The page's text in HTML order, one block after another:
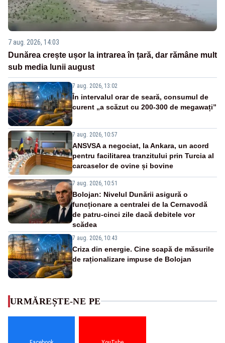
7 aug. 2026, 14:03
Dunărea crește ușor la intrarea în țară, dar rămâne mult
sub media lunii august
7 aug. 2026, 13:02
În intervalul orar de seară, consumul de
curent „a scăzut cu 200-300 de megawați”
7 aug. 2026, 10:57
ANSVSA a negociat, la Ankara, un acord
pentru facilitarea tranzitului prin Turcia al
carcaselor de ovine și bovine
7 aug. 2026, 10:51
Bolojan: Nivelul Dunării asigură o
funcționare a centralei de la Cernavodă
de patru-cinci zile dacă debitele vor
scădea
7 aug. 2026, 10:43
Criza din energie. Cine scapă de măsurile
de raționalizare impuse de Bolojan
URMĂREȘTE-NE PE